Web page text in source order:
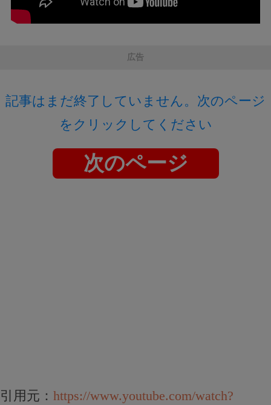
広告
記事はまだ終了していません。次のページ
をクリックしてください
次のページ
引用元： https://www.youtube.com/watch?